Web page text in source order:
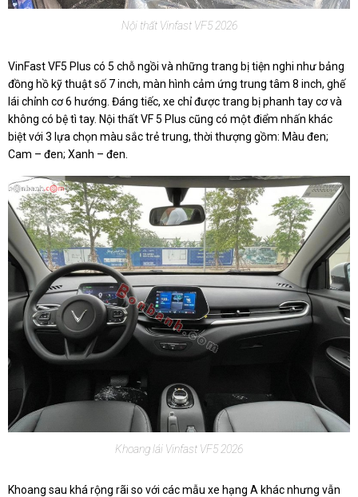
Nội thất Vinfast VF5 2026
VinFast VF5 Plus có 5 chỗ ngồi và những trang bị tiện nghi như bảng
đồng hồ kỹ thuật số 7 inch, màn hình cảm ứng trung tâm 8 inch, ghế
lái chỉnh cơ 6 hướng. Đáng tiếc, xe chỉ được trang bị phanh tay cơ và
không có bệ tì tay. Nội thất VF 5 Plus cũng có một điểm nhấn khác
biệt với 3 lựa chọn màu sắc trẻ trung, thời thượng gồm: Màu đen;
Cam – đen; Xanh – đen.
Khoang lái Vinfast VF5 2026
Khoang sau khá rộng rãi so với các mẫu xe hạng A khác nhưng vẫn